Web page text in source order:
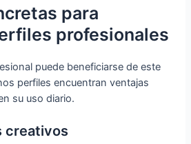
para
profesionales
puede beneficiarse de este
perfiles encuentran ventajas
su uso diario.
creativos